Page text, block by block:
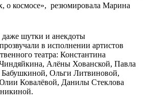
о космосе»,  резюмировала Марина
шутки и анекдоты
в исполнении артистов
театра: Константина
Алёны Хованской, Павла
Ольги Литвиновой,
Ковалёвой, Данилы Стеклова